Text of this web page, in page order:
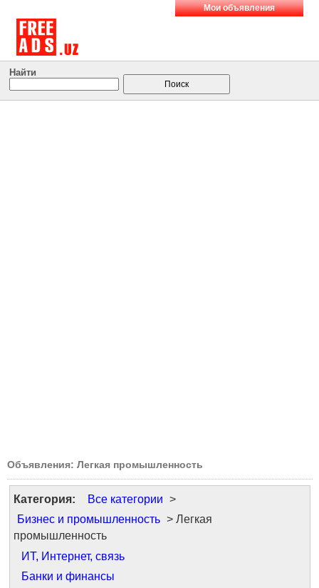
Мои объявления
Найти
Объявления: Легкая промышленность
Категория: Все категории >
Бизнес и промышленность > Легкая
промышленность
ИТ, Интернет, связь
Банки и финансы